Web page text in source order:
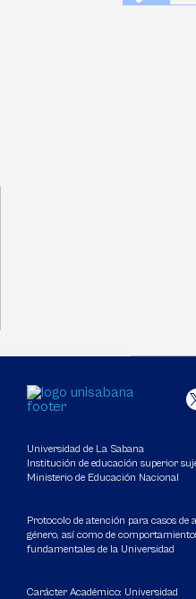
Universidad de La Sabana
Institución de educación superior
Ministerio de Educación Nacional
Protocolo de atención para casos de
género, así como de
fundamentales de la Universidad
Carácter Académico: Universidad